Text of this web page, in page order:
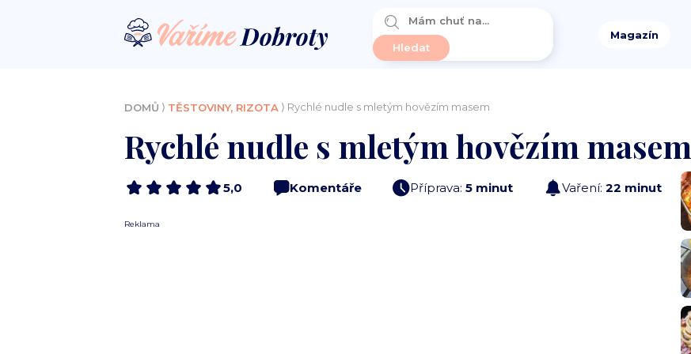
Magazín
DOMŮ ⟩ TĚSTOVINY, RIZOTA ⟩ Rychlé nudle s mletým hovězím masem
Rychlé nudle s mletým hovězím masem
5,0 Komentáře Příprava:5 minut Vaření: 22 minut
Reklama